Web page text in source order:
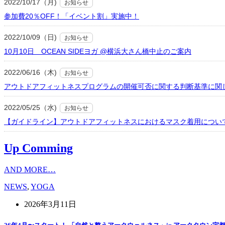
2022/10/17（月) お知らせ
参加費20％OFF！「イベント割」実施中！
2022/10/09（日) お知らせ
10月10日 OCEAN SIDEヨガ @横浜大さん橋中止のご案内
2022/06/16（木) お知らせ
アウトドアフィットネスプログラムの開催可否に関する判断基準に関
2022/05/25（水) お知らせ
【ガイドライン】アウトドアフィットネスにおけるマスク着用につい
Up Comming
AND MORE…
NEWS, YOGA
2026年3月11日